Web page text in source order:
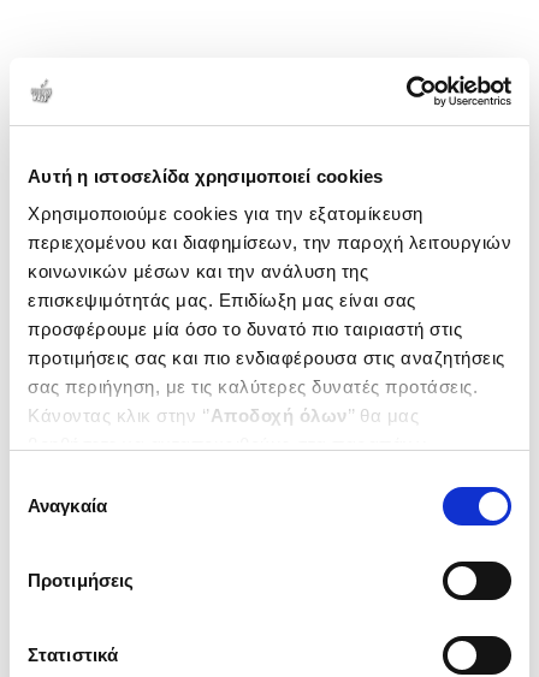
Αυτή η ιστοσελίδα χρησιμοποιεί cookies
Χρησιμοποιούμε cookies για την εξατομίκευση
περιεχομένου και διαφημίσεων, την παροχή λειτουργιών
κοινωνικών μέσων και την ανάλυση της
επισκεψιμότητάς μας. Επιδίωξη μας είναι σας
προσφέρουμε μία όσο το δυνατό πιο ταιριαστή στις
προτιμήσεις σας και πιο ενδιαφέρουσα στις αναζητήσεις
σας περιήγηση, με τις καλύτερες δυνατές προτάσεις.
Κάνοντας κλικ στην ‘’Αποδοχή όλων’’ θα μας
ενδιαφέρουν και να επιλέξετε από τα παρακάτω με την
΄΄και να ενημερωθείτε σχετικά με
συγκατάθεσης
Αναγκαία
Προτιμήσεις
Στατιστικά